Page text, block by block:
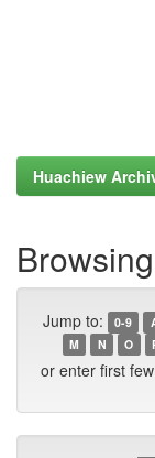
Huachiew
Jump to: 0-9
M
N O
or enter first